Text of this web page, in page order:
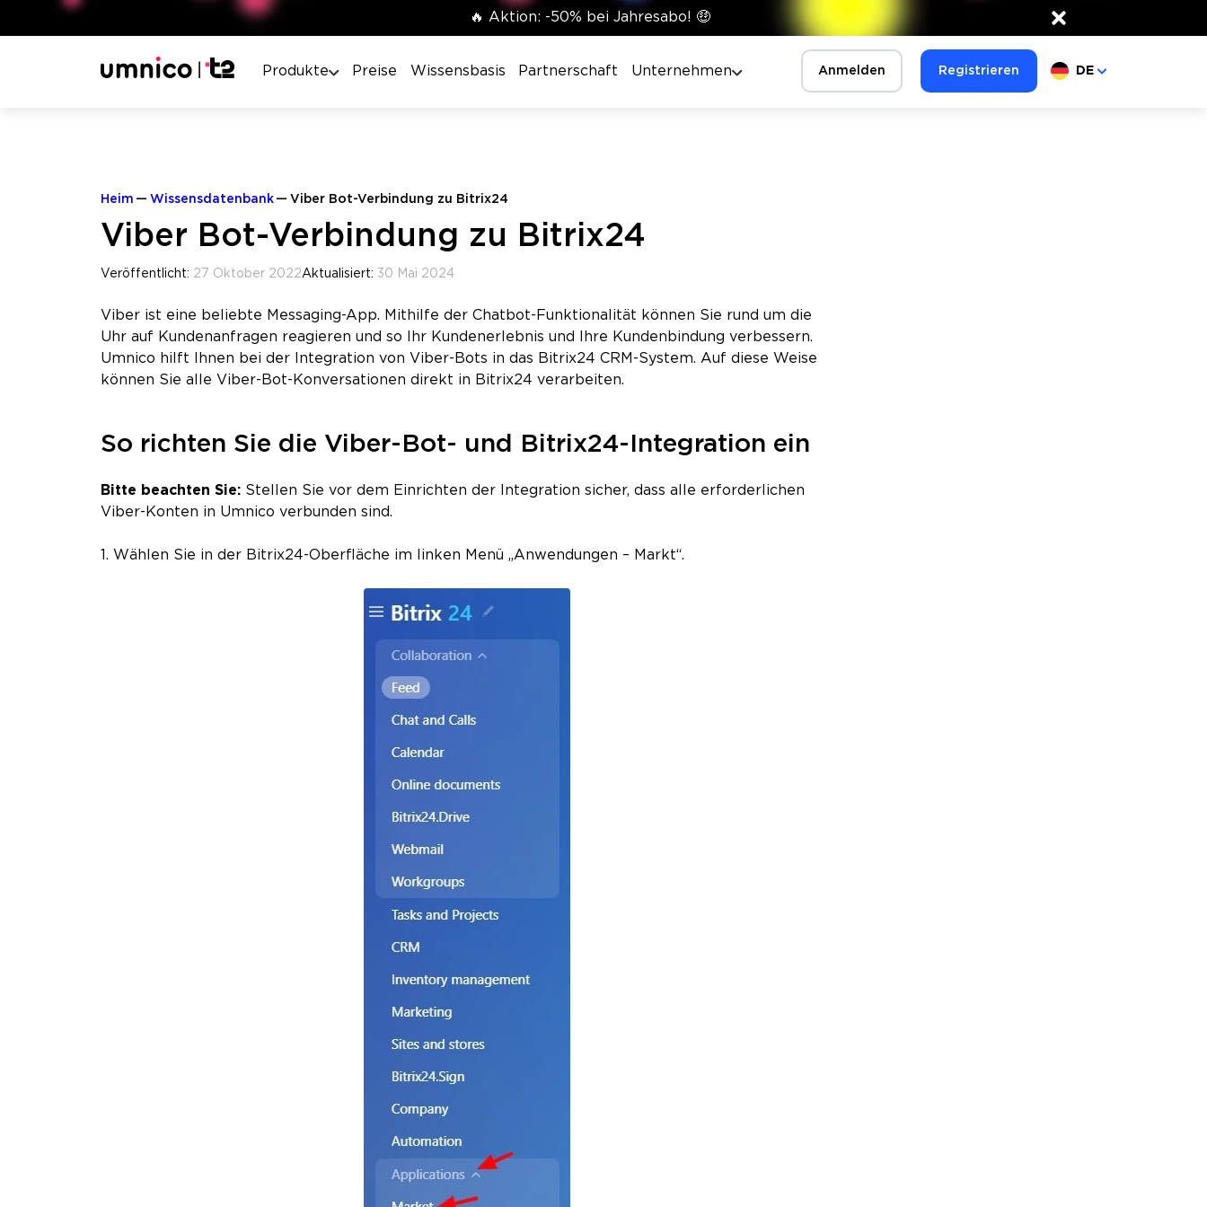
🔥 Aktion: -50% bei Jahresabo! 🤑 ×
Produkte Preise Wissensbasis Partnerschaft Unternehmen Anmelden Registrieren DE
Heim Wissensdatenbank Viber Bot-Verbindung zu Bitrix24
Viber Bot-Verbindung zu Bitrix24
Veröffentlicht: 27 Oktober 2022Aktualisiert: 30 Mai 2024
Viber ist eine beliebte Messaging-App. Mithilfe der Chatbot-Funktionalität können Sie rund um die
Uhr auf Kundenanfragen reagieren und so Ihr Kundenerlebnis und Ihre Kundenbindung verbessern.
Umnico hilft Ihnen bei der Integration von Viber-Bots in das Bitrix24 CRM-System. Auf diese Weise
können Sie alle Viber-Bot-Konversationen direkt in Bitrix24 verarbeiten.
So richten Sie die Viber-Bot- und Bitrix24-Integration ein
Bitte beachten Sie: Stellen Sie vor dem Einrichten der Integration sicher, dass alle erforderlichen
Viber-Konten in Umnico verbunden sind.
1. Wählen Sie in der Bitrix24-Oberfläche im linken Menü „Anwendungen – Markt“.